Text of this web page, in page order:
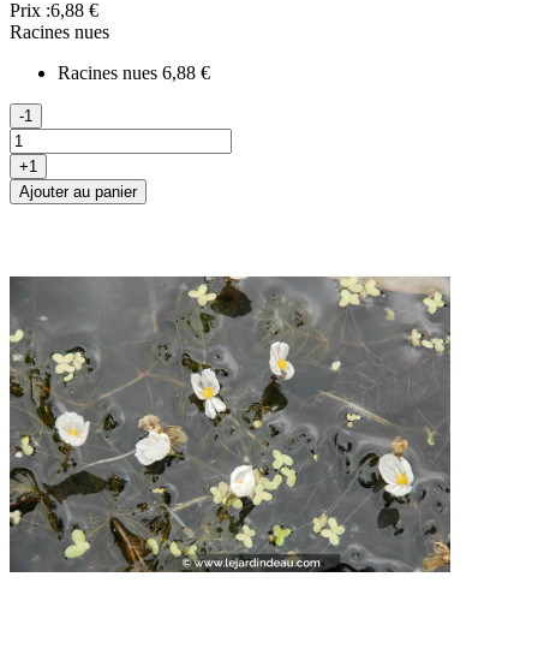
Prix :6,88 €
Racines nues
Racines nues 6,88 €
-1
+1
Ajouter au panier